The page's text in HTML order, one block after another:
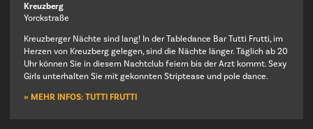
Kreuzberg
Yorckstraße
Kreuzberger Nächte sind lang! In der Tabledance Bar Tutti Frutti, im
Herzen von Kreuzberg gelegen, sind die Nächte länger. Täglich ab 20
Uhr können Sie in diesem Nachtclub feiern bis der Arzt kommt. Sexy
Girls unterhalten Sie mit gekonnten Striptease und pole dance.
» MEHR INFOS: TUTTI FRUTTI